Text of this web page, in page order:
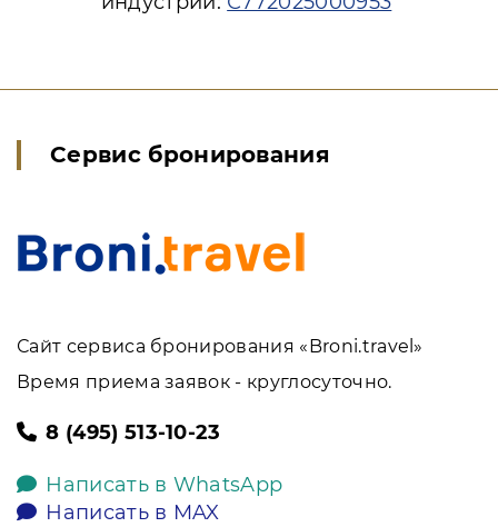
Сервис бронирования
Сайт сервиса бронирования «Broni.travel»
Время приема заявок - круглосуточно.
8 (495) 513-10-23
Написать в WhatsApp
Написать в MAX